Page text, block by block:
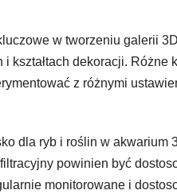
w tworzeniu galerii
kształtach dekoracji. Różne
z różnymi
dla ryb i roślin w
powinien być
monitorowane i